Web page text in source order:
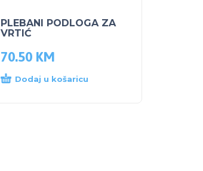
PLEBANI PODLOGA ZA
VRTIĆ
70.50 KM
Dodaj u košaricu